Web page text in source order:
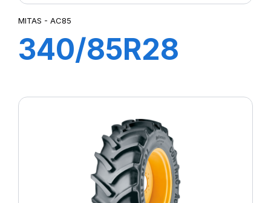
MITAS - AC85
340/85R28
127A8 (127B)
AC85